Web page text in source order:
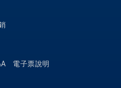
電子票說明